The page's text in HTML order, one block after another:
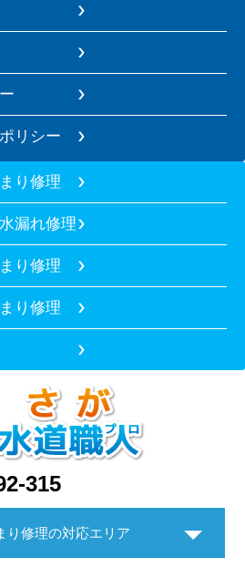
リシー
り修理
漏れ修理
り修理
り修理
315
り修理の対応エリア